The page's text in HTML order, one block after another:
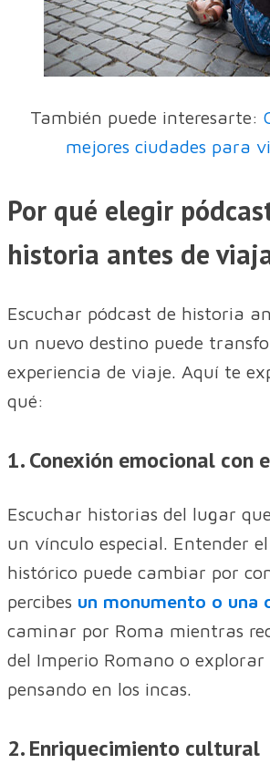
También puede interesarte:
mejores ciudades para
Por qué elegir
historia antes de
Escuchar pódcast de historia
un nuevo destino puede
experiencia de viaje. Aquí te
qué:
1. Conexión emocional con
Escuchar historias del lugar
un vínculo especial. Entender
histórico puede cambiar por
percibes un monumento o una
caminar por Roma mientras
del Imperio Romano o explorar
pensando en los incas.
2. Enriquecimiento cultural